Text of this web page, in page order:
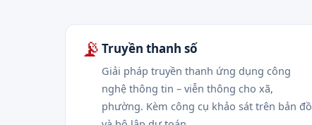
📡 Truyền thanh số
Giải pháp truyền thanh ứng dụng công
nghệ thông tin – viễn thông cho xã,
phường. Kèm công cụ khảo sát trên bản đồ